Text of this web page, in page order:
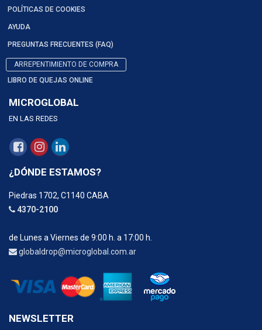
POLÍTICAS DE COOKIES
AYUDA
PREGUNTAS FRECUENTES (FAQ)
ARREPENTIMIENTO DE COMPRA
LIBRO DE QUEJAS ONLINE
MICROGLOBAL
EN LAS REDES
¿DÓNDE ESTAMOS?
Piedras 1702, C1140 CABA
4370-2100
de Lunes a Viernes de 9:00 h. a 17:00 h.
globaldrop@microglobal.com.ar
NEWSLETTER